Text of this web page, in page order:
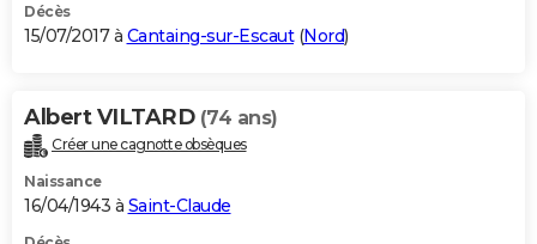
Décès
15/07/2017 à Cantaing-sur-Escaut(Nord)
Albert VILTARD (74 ans)
Créer une cagnotte obsèques
Naissance
16/04/1943 à Saint-Claude